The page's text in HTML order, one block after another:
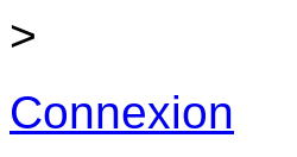
>
Connexion